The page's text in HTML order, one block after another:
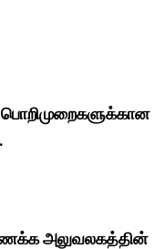
அலுவலகத்தின்